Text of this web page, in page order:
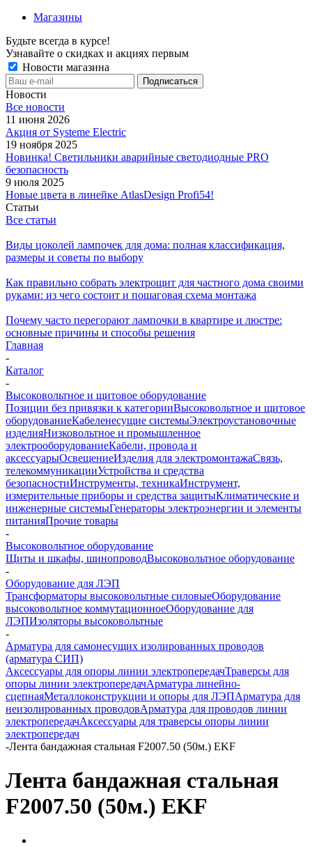
Магазины
Будьте всегда в курсе!
Узнавайте о скидках и акциях первым
Новости магазина
Новости
Все новости
11 июня 2026
Акция от Systeme Electric
19 ноября 2025
Новинка! Светильники аварийные светодиодные PRO
безопасность
9 июля 2025
Новые цвета в линейке AtlasDesign Profi54!
Статьи
Все статьи
Виды цоколей лампочек для дома: полная классификация,
размеры и советы по выбору
Как правильно собрать электрощит для частного дома своими
руками: из чего состоит и пошаговая схема монтажа
Почему часто перегорают лампочки в квартире и люстре:
основные причины и способы решения
Главная
-
Каталог
-
Высоковольтное и щитовое оборудование
Позиции без привязки к категорииВысоковольтное и щитовое
оборудованиеКабеленесущие системыЭлектроустановочные
изделияНизковольтное и промышленное
электрооборудованиеКабели, провода и
аксессуарыОсвещениеИзделия для электромонтажаСвязь,
телекоммуникацииУстройства и средства
безопасностиИнструменты, техникаИнструмент,
измерительные приборы и средства защитыКлиматические и
инженерные системыГенераторы электроэнергии и элементы
питанияПрочие товары
-
Высоковольтное оборудование
Щиты и шкафы, шинопроводВысоковольтное оборудование
-
Оборудование для ЛЭП
Трансформаторы высоковольтные силовыеОборудование
высоковольтное коммутационноеОборудование для
ЛЭПИзоляторы высоковольтные
-
Арматура для самонесущих изолированных проводов
(арматура СИП)
Аксессуары для опоры линии электропередачТраверсы для
опоры линии электропередачАрматура линейно-
сцепнаяМеталлоконструкции и опоры для ЛЭПАрматура для
неизолированных проводовАрматура для проводов линии
электропередачАксессуары для траверсы опоры линии
электропередач
-Лента бандажная стальная F2007.50 (50м.) EKF
Лента бандажная стальная
F2007.50 (50м.) EKF